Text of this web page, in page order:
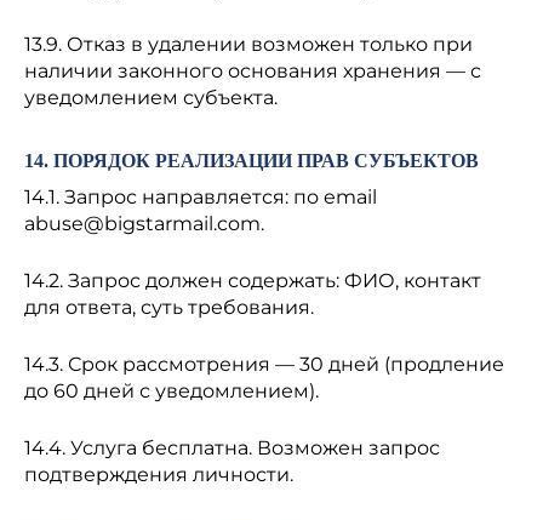
13.9. Отказ в удалении возможен только при
наличии законного основания хранения — с
уведомлением субъекта.
14. ПОРЯДОК РЕАЛИЗАЦИИ ПРАВ СУБЪЕКТОВ
14.1. Запрос направляется: по email
abuse@bigstarmail.com.
14.2. Запрос должен содержать: ФИО, контакт
для ответа, суть требования.
14.3. Срок рассмотрения — 30 дней (продление
до 60 дней с уведомлением).
14.4. Услуга бесплатна. Возможен запрос
подтверждения личности.